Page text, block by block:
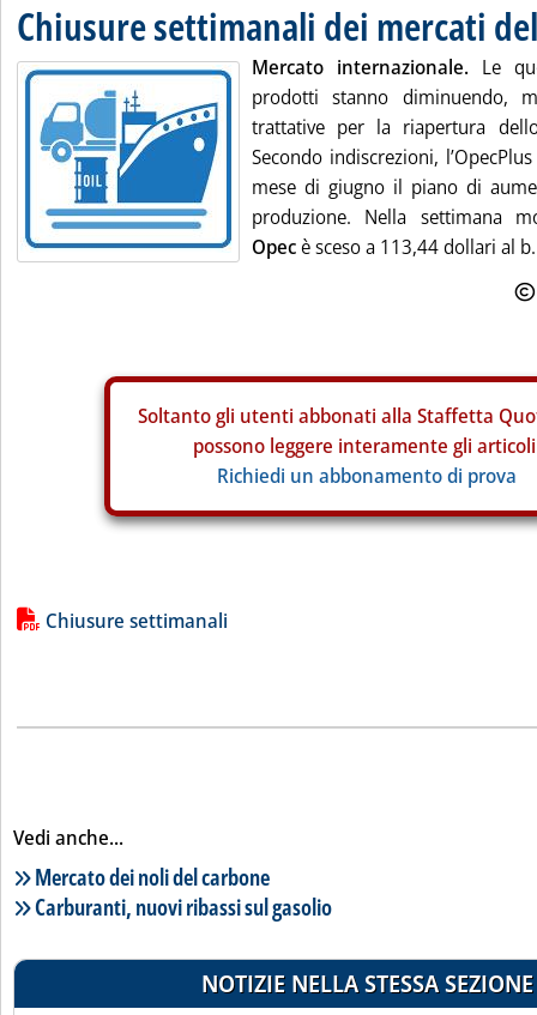
Chiusure settimanali dei mercati
Mercato internazionale. Le
prodotti stanno diminuendo,
trattative per la riapertura
Secondo indiscrezioni,
mese di giugno il piano di
produzione. Nella settimana
Opecè sceso a 113,44 dollari al
Soltanto gli utenti abbonati alla Staffetta
possono leggere interamente gli
Richiedi un abbonamento di prova
Lista allegati PDF alla notizia
Chiusure settimanali
Vedi anche...
Lista notizie correlate
Mercato dei noli del carbone
Carburanti, nuovi ribassi sul gasolio
NOTIZIE NELLA STESSA SEZIONE